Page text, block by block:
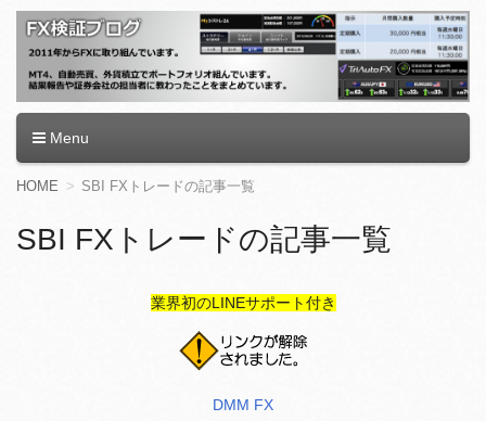
FX検証ブログ
Menu
コ
テ
ン
HOME SBI FXトレードの記事一覧
SBI FXトレードの記事一覧
業界初のLINEサポート付き
DMM FX